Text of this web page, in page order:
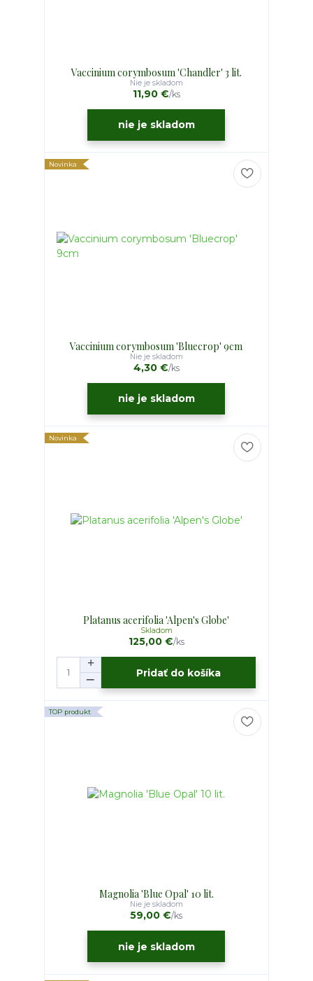
Vaccinium corymbosum 'Chandler' 3 lit.
11,90 €/ks
Nie je skladom
nie je skladom
Novinka
Vaccinium corymbosum 'Bluecrop' 9cm
4,30 €/ks
Nie je skladom
nie je skladom
Novinka
Platanus acerifolia 'Alpen's Globe'
125,00 €/ks
Skladom
Pridať do košíka
TOP produkt
Magnolia 'Blue Opal' 10 lit.
59,00 €/ks
Nie je skladom
nie je skladom